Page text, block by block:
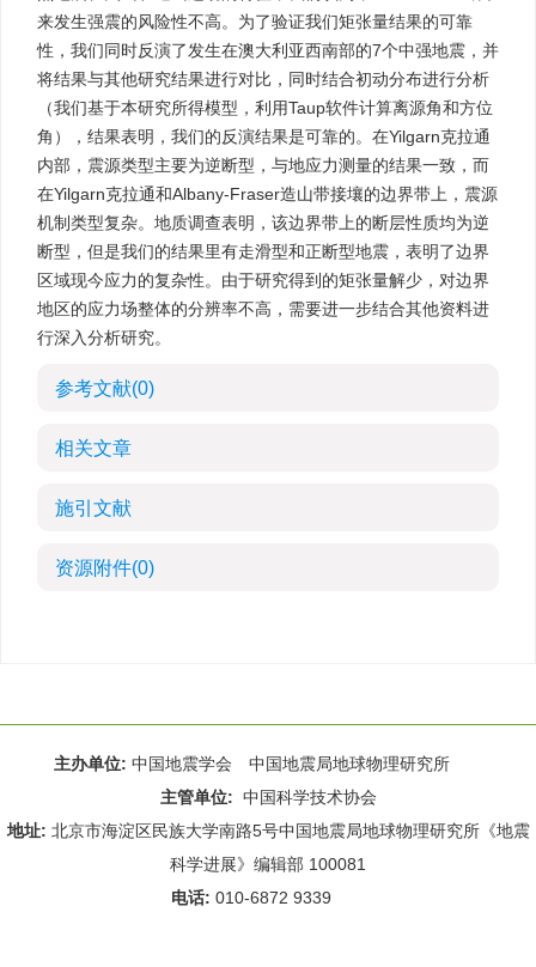
来发生强震的风险性不高。为了验证我们矩张量结果的可靠
性，我们同时反演了发生在澳大利亚西南部的7个中强地震，并
将结果与其他研究结果进行对比，同时结合初动分布进行分析
（我们基于本研究所得模型，利用Taup软件计算离源角和方位
角），结果表明，我们的反演结果是可靠的。在Yilgarn克拉通
内部，震源类型主要为逆断型，与地应力测量的结果一致，而
在Yilgarn克拉通和Albany-Fraser造山带接壤的边界带上，震源
机制类型复杂。地质调查表明，该边界带上的断层性质均为逆
断型，但是我们的结果里有走滑型和正断型地震，表明了边界
区域现今应力的复杂性。由于研究得到的矩张量解少，对边界
地区的应力场整体的分辨率不高，需要进一步结合其他资料进
行深入分析研究。
参考文献(0)
相关文章
施引文献
资源附件(0)
主办单位: 中国地震学会 中国地震局地球物理研究所
主管单位: 中国科学技术协会
地址: 北京市海淀区民族大学南路5号中国地震局地球物理研究所《地震
科学进展》编辑部 100081
电话: 010-6872 9339